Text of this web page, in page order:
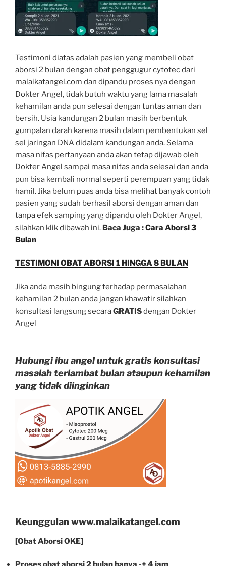
Testimoni diatas adalah pasien yang membeli obat
aborsi 2 bulan dengan obat penggugur cytotec dari
malaikatangel.com dan dipandu proses nya dengan
Dokter Angel, tidak butuh waktu yang lama masalah
kehamilan anda pun selesai dengan tuntas aman dan
bersih. Usia kandungan 2 bulan masih berbentuk
gumpalan darah karena masih dalam pembentukan sel
sel jaringan DNA didalam kandungan anda. Selama
masa nifas pertanyaan anda akan tetap dijawab oleh
Dokter Angel sampai masa nifas anda selesai dan anda
pun bisa kembali normal seperti perempuan yang tidak
hamil. Jika belum puas anda bisa melihat banyak contoh
pasien yang sudah berhasil aborsi dengan aman dan
tanpa efek samping yang dipandu oleh Dokter Angel,
silahkan klik dibawah ini. Baca Juga :Cara Aborsi 3
Bulan
TESTIMONI OBAT ABORSI 1 HINGGA 8 BULAN
Jika anda masih bingung terhadap permasalahan
kehamilan 2 bulan anda jangan khawatir silahkan
konsultasi langsung secaraGRATISdengan Dokter
Angel
Hubungi ibu angel untuk gratis konsultasi
masalah terlambat bulan ataupun kehamilan
yang tidak diinginkan
Keunggulan www.malaikatangel.com
[Obat Aborsi OKE]